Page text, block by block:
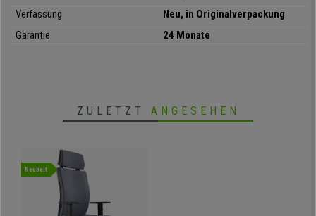
Verfassung
Neu, in Originalverpackung
Garantie
24 Monate
ZULETZT ANGESEHEN
Neuheit